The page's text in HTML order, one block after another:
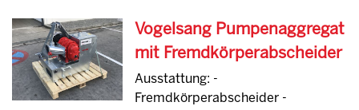
Vogelsang Pumpenaggregat
mit Fremdkörperabscheider
Ausstattung: -
Fremdkörperabscheider -